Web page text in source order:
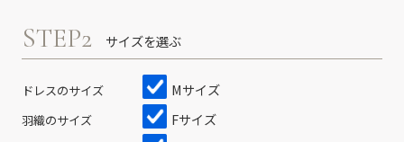
STEP2 サイズを選ぶ
ドレスのサイズ Mサイズ
羽織のサイズ Fサイズ